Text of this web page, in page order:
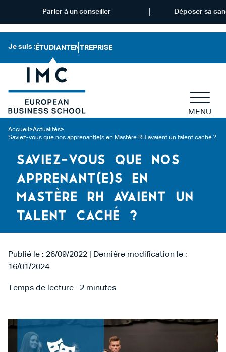
Je suis : ÉTUDIANT ENTREPRISE
MENU
Accueil >Actualités>
Saviez-vous que nos apprenant(e)s en Mastère RH avaient un talent caché ?
SAVIEZ-VOUS QUE NOS
APPRENANT(E)S EN
MASTÈRE RH AVAIENT UN
TALENT CACHÉ ?
Publié le : 26/09/2022 | Dernière modification le :
16/01/2024
Temps de lecture : 2 minutes
Parler à un conseiller Déposer sa